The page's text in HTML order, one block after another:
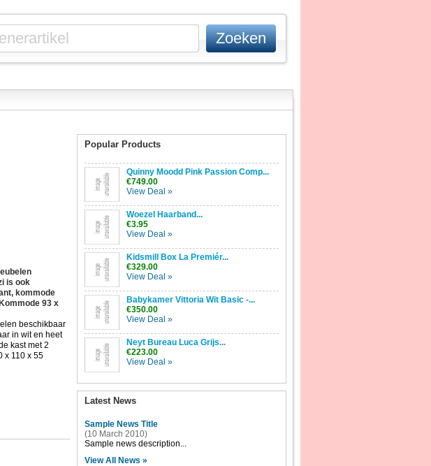
is ook
kommode
93 x
beschikbaar
in wit en heet
kast met 2
x 110 x 55
Popular Products
Quinny Moodd Pink Passion Comp...
€749.00
View Deal »
Woezel Haarband...
€3.95
View Deal »
Kidsmill Box La Premiér...
€329.00
View Deal »
Babykamer Vittoria Wit Basic -...
€350.00
View Deal »
Neyt Bureau Luca Grijs...
€223.00
View Deal »
Latest News
Sample News Title
(10 March 2010)
Sample news description...
View All News »